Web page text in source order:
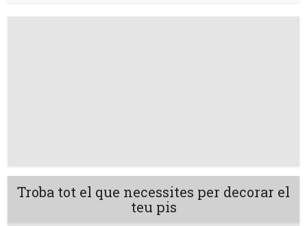
Troba tot el que necessites per decorar el
teu pis